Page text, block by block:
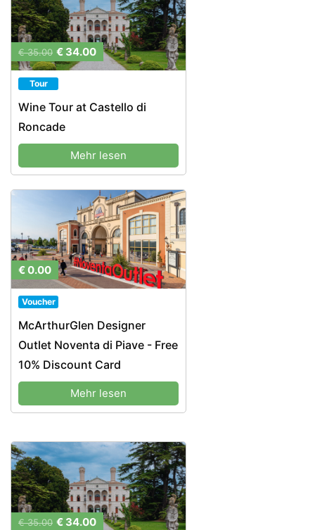
€ 35.00 € 34.00
Tour
Wine Tour at Castello di
Roncade
Mehr lesen
€ 0.00
Voucher
McArthurGlen Designer
Outlet Noventa di Piave - Free
10% Discount Card
Mehr lesen
€ 35.00 € 34.00